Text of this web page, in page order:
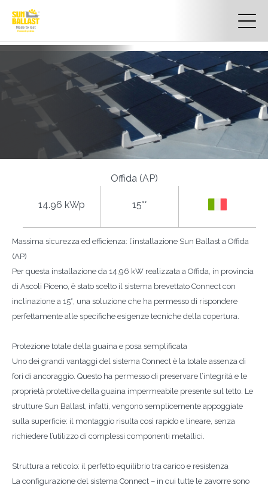
Offida (AP)
14.96 kWp 15°°
Massima sicurezza ed efficienza: l’installazione Sun Ballast a Offida
(AP)
Per questa installazione da 14,96 kW realizzata a Offida, in provincia
di Ascoli Piceno, è stato scelto il sistema brevettato Connect con
inclinazione a 15°, una soluzione che ha permesso di rispondere
perfettamente alle specifiche esigenze tecniche della copertura.
Protezione totale della guaina e posa semplificata
Uno dei grandi vantaggi del sistema Connect è la totale assenza di
fori di ancoraggio. Questo ha permesso di preservare l’integrità e le
proprietà protettive della guaina impermeabile presente sul tetto. Le
strutture Sun Ballast, infatti, vengono semplicemente appoggiate
sulla superficie: il montaggio risulta così rapido e lineare, senza
richiedere l’utilizzo di complessi componenti metallici.
Struttura a reticolo: il perfetto equilibrio tra carico e resistenza
La configurazione del sistema Connect – in cui tutte le zavorre sono